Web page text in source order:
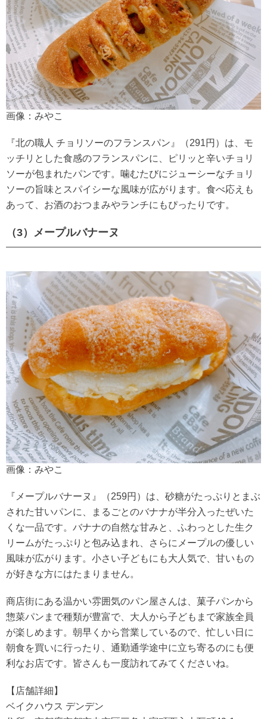
画像：みやこ
『北の職人 チョリソーのフランスパン』（291円）は、モ
ッチリとした食感のフランスパンに、ピリッと辛いチョリ
ソーが包まれたパンです。噛むたびにジューシーなチョリ
ソーの旨味とスパイシーな風味が広がります。食べ応えも
あって、お酒のおつまみやランチにもぴったりです。
（3）メープルバナーヌ
画像：みやこ
『メープルバナーヌ』（259円）は、砂糖がたっぷりとまぶ
された甘いパンに、まるごとのバナナが半分入ったぜいた
くな一品です。バナナの自然な甘みと、ふわっとした生ク
リームがたっぷりと包み込まれ、さらにメープルの優しい
風味が広がります。小さい子どもにも大人気で、甘いもの
が好きな方にはたまりません。
商店街にある温かい雰囲気のパン屋さんは、菓子パンから
惣菜パンまで種類が豊富で、大人から子どもまで家族全員
が楽しめます。朝早くから営業しているので、忙しい日に
朝食を買いに行ったり、通勤通学途中に立ち寄るのにも便
利なお店です。皆さんも一度訪れてみてくださいね。
【店舗詳細】
ベイクハウス デンデン